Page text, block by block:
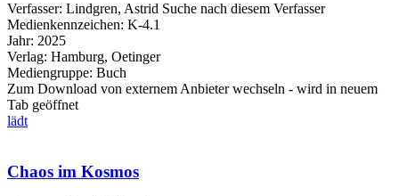
Verfasser: Lindgren, Astrid Suche nach diesem Verfasser
Medienkennzeichen: K-4.1
Jahr: 2025
Verlag: Hamburg, Oetinger
Mediengruppe: Buch
Zum Download von externem Anbieter wechseln - wird in neuem
Tab geöffnet
lädt
Chaos im Kosmos